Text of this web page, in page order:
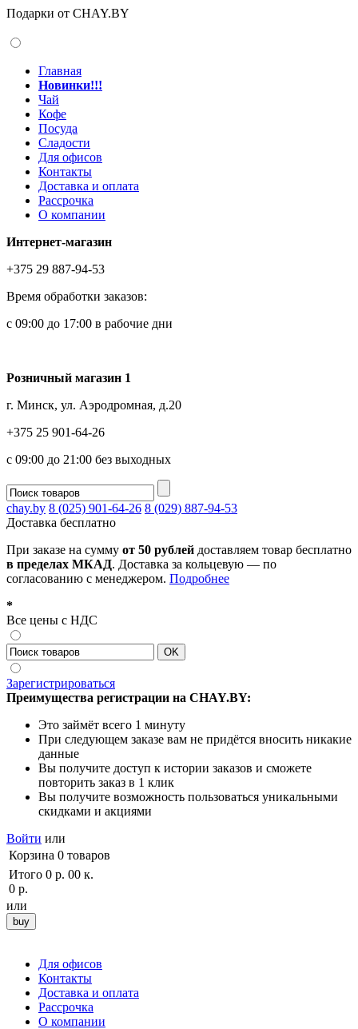
Подарки от CHAY.BY
Главная
Новинки!!!
Чай
Кофе
Посуда
Сладости
Для офисов
Контакты
Доставка и оплата
Рассрочка
О компании
Интернет-магазин
+375 29 887-94-53
Время обработки заказов:
с 09:00 до 17:00 в рабочие дни
Розничный магазин 1
г. Минск, ул. Аэродромная, д.20
+375 25 901-64-26
с 09:00 до 21:00 без выходных
chay.by 8 (025) 901-64-26 8 (029) 887-94-53
Доставка бесплатно
При заказе на сумму от 50 рублей доставляем товар бесплатно
в пределах МКАД. Доставка за кольцевую — по
согласованию с менеджером. Подробнее
*
Все цены с НДС
Зарегистрироваться
Преимущества регистрации на CHAY.BY:
Это займёт всего 1 минуту
При следующем заказе вам не придётся вносить никакие
данные
Вы получите доступ к истории заказов и сможете
повторить заказ в 1 клик
Вы получите возможность пользоваться уникальными
скидками и акциями
Войти или
Корзина 0 товаров
Итого 0 р. 00 к.
0 р.
или
Для офисов
Контакты
Доставка и оплата
Рассрочка
О компании